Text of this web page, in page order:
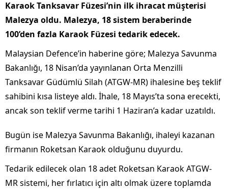
Karaok Tanksavar Füzesi’nin ilk ihracat müşterisi
Malezya oldu. Malezya, 18 sistem beraberinde
100’den fazla Karaok Füzesi tedarik edecek.
Malaysian Defence’in haberine göre; Malezya Savunma
Bakanlığı, 18 Nisan’da yayınlanan Orta Menzilli
Tanksavar Güdümlü Silah (ATGW-MR) ihalesine beş teklif
sahibini kısa listeye aldı. İhale, 18 Mayıs’ta sona erecekti,
ancak son teklif verme tarihi 1 Haziran’a kadar uzatıldı.
Bugün ise Malezya Savunma Bakanlığı, ihaleyi kazanan
firmanın Roketsan Karaok olduğunu duyurdu.
Tedarik edilecek olan 18 adet Roketsan Karaok ATGW-
MR sistemi, her fırlatıcı için altı olmak üzere toplamda